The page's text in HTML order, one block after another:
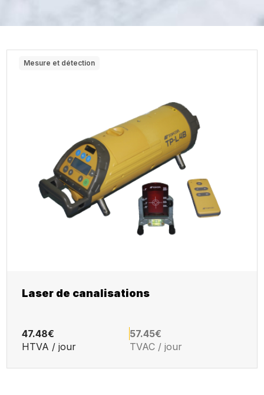
Mesure et détection
Laser de canalisations
47.48€
57.45€
HTVA / jour
TVAC / jour